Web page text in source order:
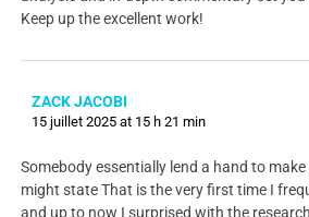
Keep up the excellent work!
ZACK JACOBI
15 juillet 2025 at 15 h 21 min
Somebody essentially lend a hand to
might state That is the very first time I
and up to now I surprised with the